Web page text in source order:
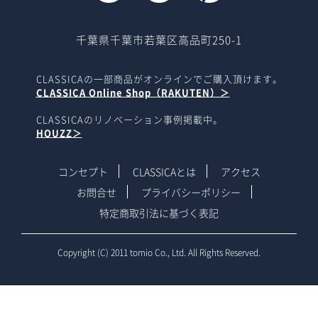
千葉県千葉市若葉区高品町250-1
CLASSICAの一部商品がオンラインでご購入頂けます。
CLASSICA Online Shop（RAKUTEN）＞
CLASSICAのリノベーション事例掲載中。
HOUZZ＞
コンセプト CLASSICAとは
アクセス
お問合せ
プライバシーポリシー
特定商取引法に基づく表記
Copyright (C) 2011 tomio Co., Ltd. All Rights Reserved.